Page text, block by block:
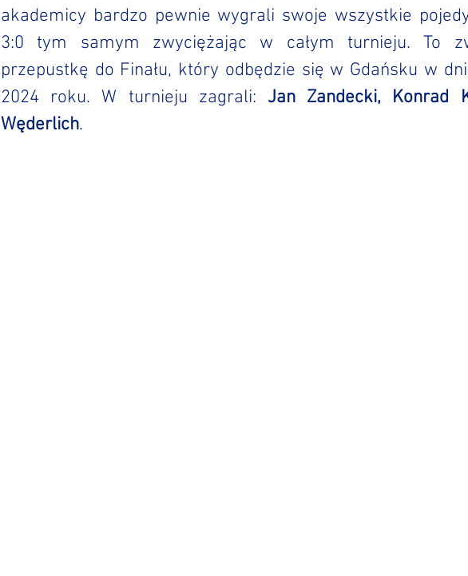
akademicy bardzo pewnie wygrali swoje wszystkie
3:0 tym samym zwyciężając w całym turnieju. To
przepustkę do Finału, który odbędzie się w Gdańsku w
2024 roku. W turnieju zagrali: Jan Zandecki, Konrad
Węderlich.